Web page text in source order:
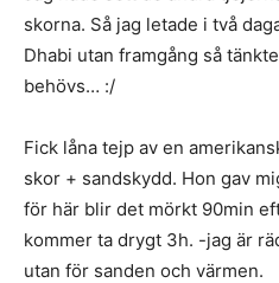
skorna. Så jag letade i två
Dhabi utan framgång så
behövs… :/
Fick låna tejp av en
skor + sandskydd. Hon gav
för här blir det mörkt 90min
kommer ta drygt 3h. -jag är
utan för sanden och värmen.